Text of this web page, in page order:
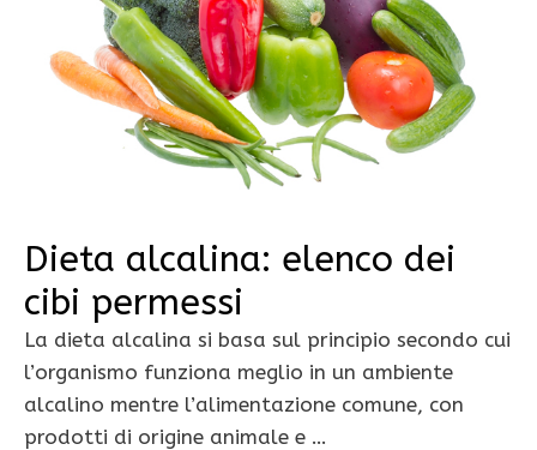
Dieta alcalina: elenco dei
cibi permessi
La dieta alcalina si basa sul principio secondo cui
l’organismo funziona meglio in un ambiente
alcalino mentre l’alimentazione comune, con
prodotti di origine animale e …